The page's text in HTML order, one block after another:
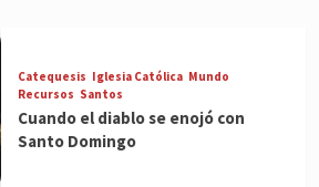
Catequesis Iglesia Católica Mundo
Recursos Santos
Cuando el diablo se enojó con
Santo Domingo